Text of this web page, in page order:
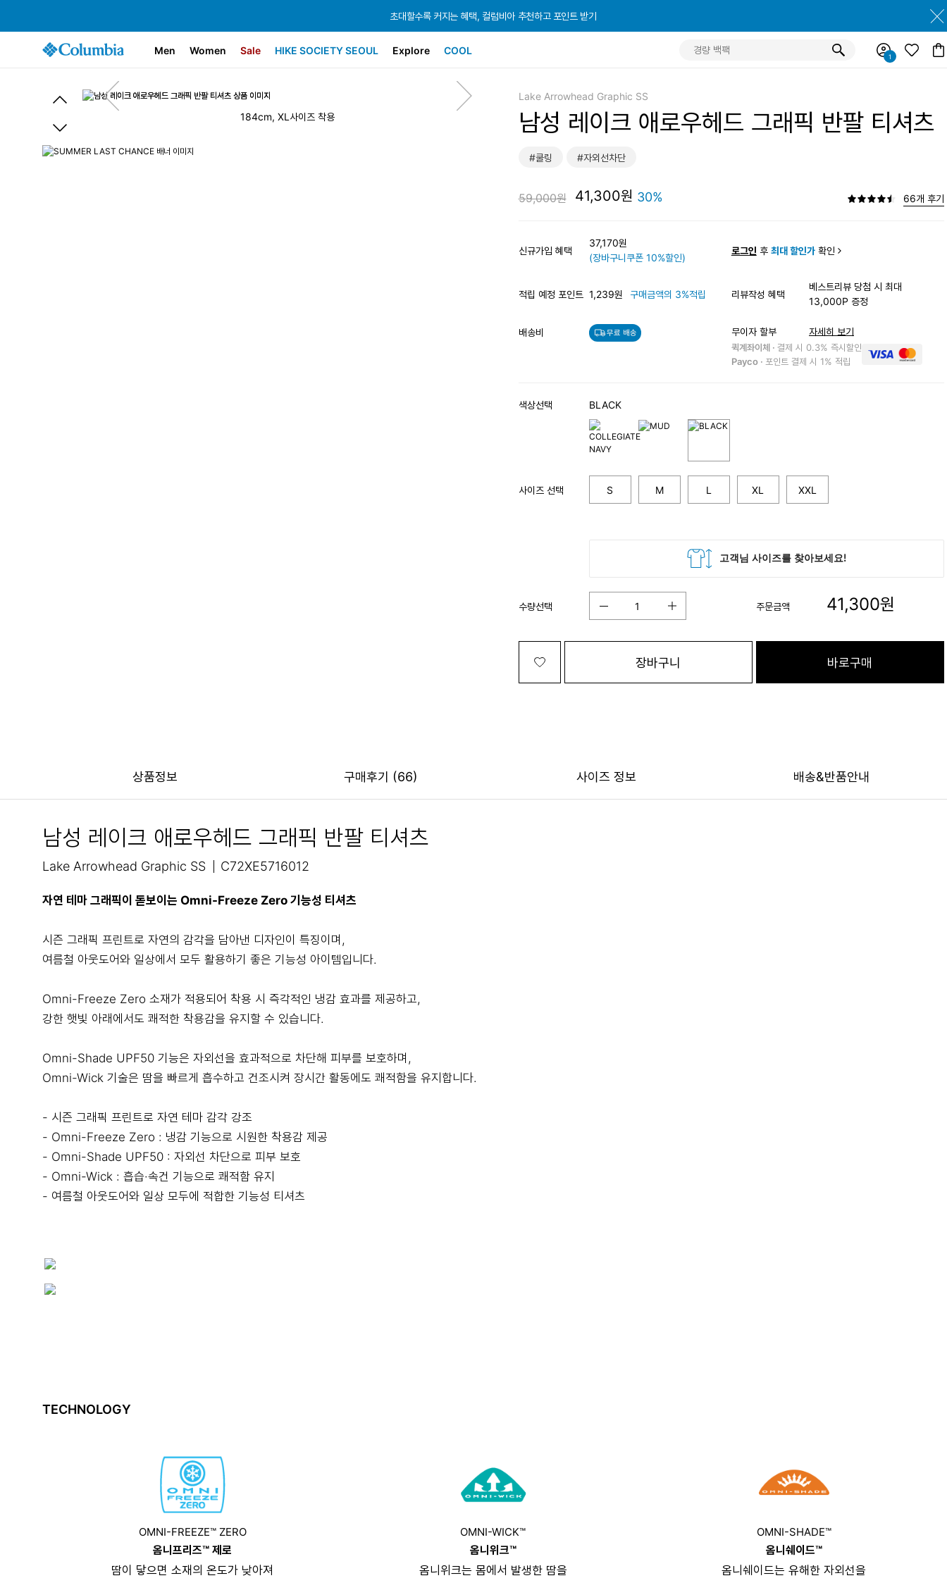
초대할수록 커지는 혜택, 컬럼비아 추천하고 포인트 받기
초대할수록 커지는 혜택, 컬럼비아 추천하고 포인트 받기
초대할수록 커지는 혜택, 컬럼비아 추천하고 포인트 받기
Men Women Sale HIKE SOCIETY SEOUL Explore COOL
184cm, XL사이즈 착용
Lake Arrowhead Graphic SS
남성 레이크 애로우헤드 그래픽 반팔 티셔츠
#쿨링 #자외선차단
59,000원 41,300원 30% 66개 후기
신규가입 혜택
37,170원
(장바구니쿠폰 10%할인)
로그인 후 최대 할인가확인
적립 예정 포인트 1,239원 구매금액의 3%적립 리뷰작성 혜택
베스트리뷰 당첨 시 최대
13,000P 증정
배송비 무료 배송 무이자 할부 자세히 보기
퀵계좌이체 · 결제 시 0.3% 즉시할인
Payco · 포인트 결제 시 1% 적립
색상선택 BLACK
사이즈 선택 S M L XL XXL
수량선택 주문금액 41,300원
장바구니 바로구매
상품정보 구매후기 (66) 사이즈 정보 배송&반품안내
남성 레이크 애로우헤드 그래픽 반팔 티셔츠
Lake Arrowhead Graphic SS C72XE5716012
자연 테마 그래픽이 돋보이는 Omni-Freeze Zero 기능성 티셔츠
시즌 그래픽 프린트로 자연의 감각을 담아낸 디자인이 특징이며,
여름철 아웃도어와 일상에서 모두 활용하기 좋은 기능성 아이템입니다.
Omni-Freeze Zero 소재가 적용되어 착용 시 즉각적인 냉감 효과를 제공하고,
강한 햇빛 아래에서도 쾌적한 착용감을 유지할 수 있습니다.
Omni-Shade UPF50 기능은 자외선을 효과적으로 차단해 피부를 보호하며,
Omni-Wick 기술은 땀을 빠르게 흡수하고 건조시켜 장시간 활동에도 쾌적함을 유지합니다.
- 시즌 그래픽 프린트로 자연 테마 감각 강조
- Omni-Freeze Zero : 냉감 기능으로 시원한 착용감 제공
- Omni-Shade UPF50 : 자외선 차단으로 피부 보호
- Omni-Wick : 흡습·속건 기능으로 쾌적함 유지
- 여름철 아웃도어와 일상 모두에 적합한 기능성 티셔츠
TECHNOLOGY
OMNI-FREEZE™ ZERO
옴니프리즈™ 제로
땀이 닿으면 소재의 온도가 낮아져
OMNI-WICK™
옴니위크™
옴니위크는 몸에서 발생한 땀을
OMNI-SHADE™
옴니쉐이드™
옴니쉐이드는 유해한 자외선을